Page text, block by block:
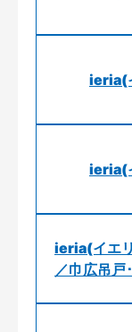
ieria(
ieria(
ieria(イエ
／巾広吊戸